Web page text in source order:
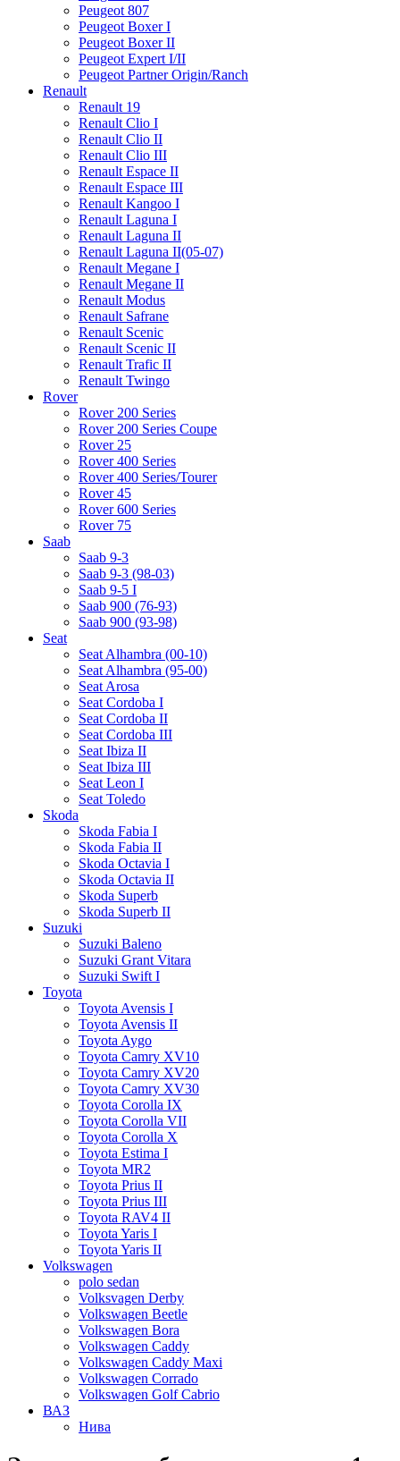
Peugeot 807
Peugeot Boxer I
Peugeot Boxer II
Peugeot Expert I/II
Peugeot Partner Origin/Ranch
Renault
Renault 19
Renault Clio I
Renault Clio II
Renault Clio III
Renault Espace II
Renault Espace III
Renault Kangoo I
Renault Laguna I
Renault Laguna II
Renault Laguna II(05-07)
Renault Megane I
Renault Megane II
Renault Modus
Renault Safrane
Renault Scenic
Renault Scenic II
Renault Trafic II
Renault Twingo
Rover
Rover 200 Series
Rover 200 Series Coupe
Rover 25
Rover 400 Series
Rover 400 Series/Tourer
Rover 45
Rover 600 Series
Rover 75
Saab
Saab 9-3
Saab 9-3 (98-03)
Saab 9-5 I
Saab 900 (76-93)
Saab 900 (93-98)
Seat
Seat Alhambra (00-10)
Seat Alhambra (95-00)
Seat Arosa
Seat Cordoba I
Seat Cordoba II
Seat Cordoba III
Seat Ibiza II
Seat Ibiza III
Seat Leon I
Seat Toledo
Skoda
Skoda Fabia I
Skoda Fabia II
Skoda Octavia I
Skoda Octavia II
Skoda Superb
Skoda Superb II
Suzuki
Suzuki Baleno
Suzuki Grant Vitara
Suzuki Swift I
Toyota
Toyota Avensis I
Toyota Avensis II
Toyota Aygo
Toyota Camry XV10
Toyota Camry XV20
Toyota Camry XV30
Toyota Corolla IX
Toyota Corolla VII
Toyota Corolla X
Toyota Estima I
Toyota MR2
Toyota Prius II
Toyota Prius III
Toyota RAV4 II
Toyota Yaris I
Toyota Yaris II
Volkswagen
polo sedan
Volksvagen Derby
Volkswagen Beetle
Volkswagen Bora
Volkswagen Caddy
Volkswagen Caddy Maxi
Volkswagen Corrado
Volkswagen Golf Cabrio
ВАЗ
Нива